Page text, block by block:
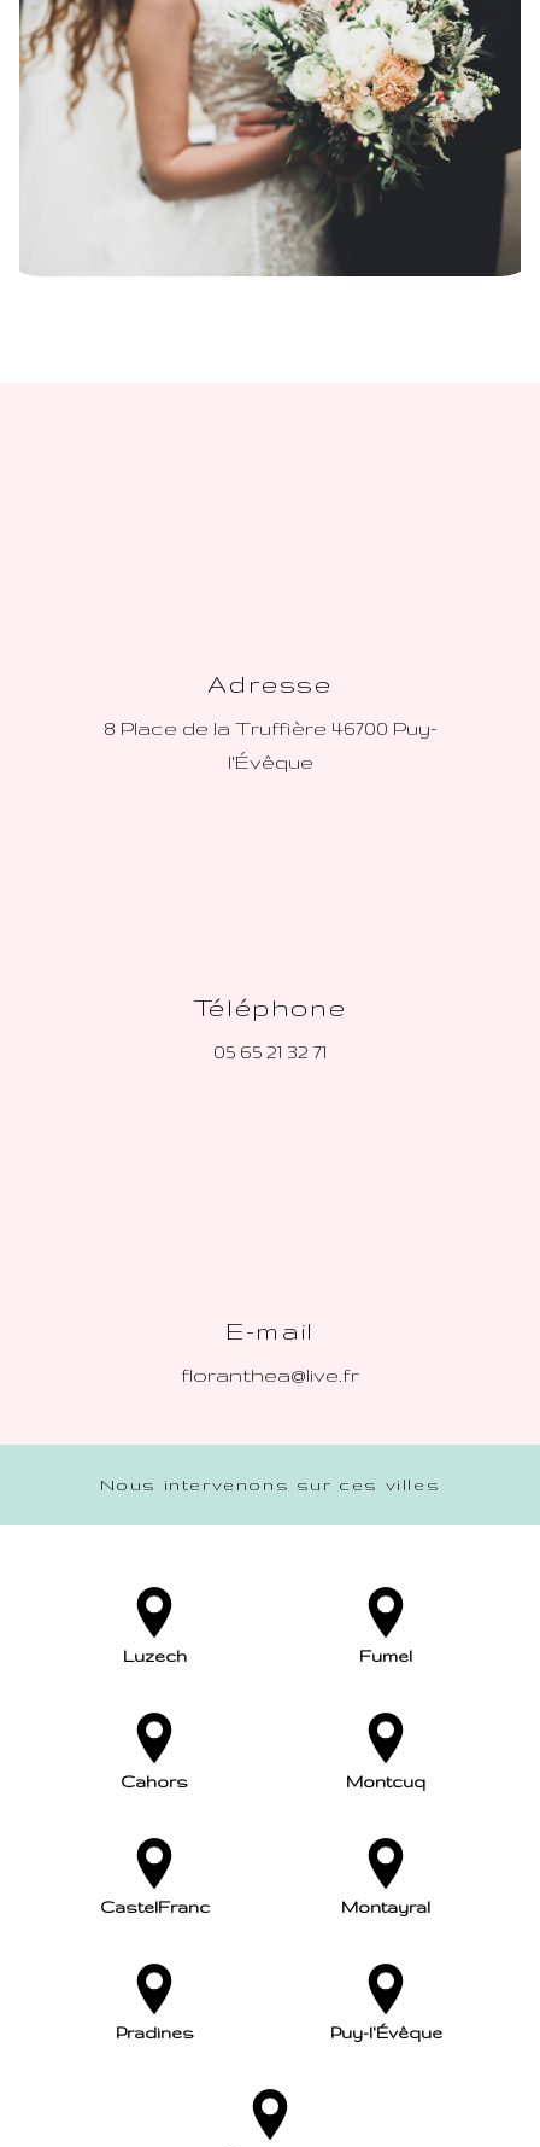
Adresse
8 Place de la Truffière 46700 Puy-
l'Évêque
Téléphone
05 65 21 32 71
E-mail
floranthea@live.fr
Nous intervenons sur ces villes
Luzech Fumel
Cahors Montcuq
CastelFranc Montayral
Pradines Puy-l'Évêque